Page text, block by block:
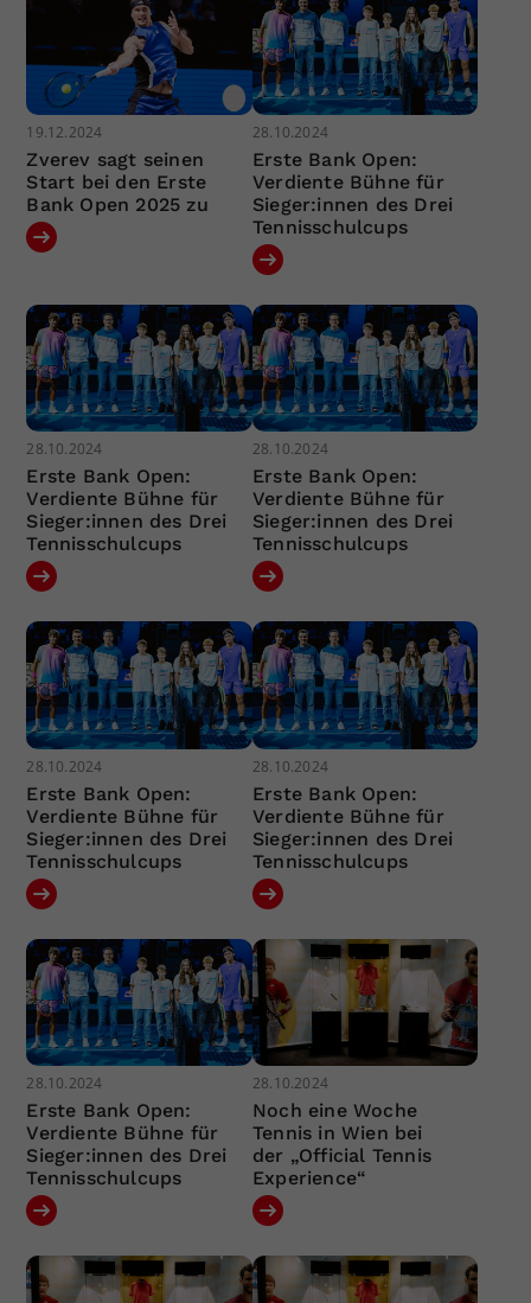
19.12.2024
Zverev sagt seinen
Start bei den Erste
Bank Open 2025 zu
28.10.2024
Erste Bank Open:
Verdiente Bühne für
Sieger:innen des Drei
Tennisschulcups
28.10.2024
Erste Bank Open:
Verdiente Bühne für
Sieger:innen des Drei
Tennisschulcups
28.10.2024
Erste Bank Open:
Verdiente Bühne für
Sieger:innen des Drei
Tennisschulcups
28.10.2024
Erste Bank Open:
Verdiente Bühne für
Sieger:innen des Drei
Tennisschulcups
28.10.2024
Erste Bank Open:
Verdiente Bühne für
Sieger:innen des Drei
Tennisschulcups
28.10.2024
Erste Bank Open:
Verdiente Bühne für
Sieger:innen des Drei
Tennisschulcups
28.10.2024
Noch eine Woche
Tennis in Wien bei
der „Official Tennis
Experience“